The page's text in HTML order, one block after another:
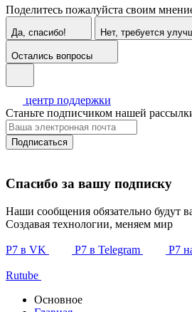
Поделитесь пожалуйста своим
Да, спасибо! Нет, требуется
Остались вопросы
центр поддержки
Станьте подписчиком нашей
Подписаться
Спасибо за вашу подписку
Наши сообщения обязательно будут
Создавая технологии, меняем мир
Р7 в VK Р7 в Telegram Р7
Rutube
Основное